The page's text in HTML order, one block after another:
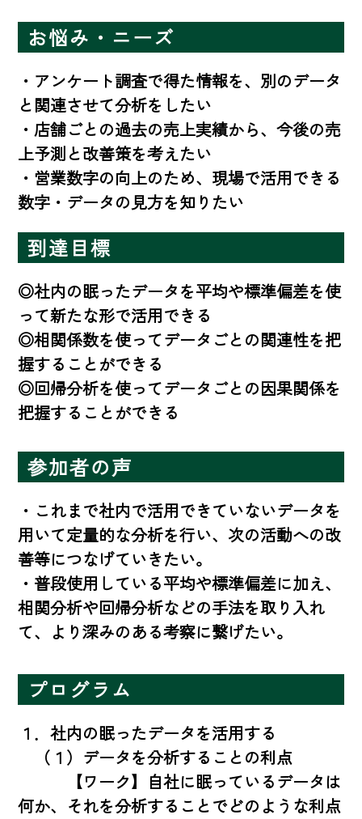
お悩み・ニーズ
・アンケート調査で得た情報を、別のデータ
と関連させて分析をしたい
・店舗ごとの過去の売上実績から、今後の売
上予測と改善策を考えたい
・営業数字の向上のため、現場で活用できる
数字・データの見方を知りたい
到達目標
◎社内の眠ったデータを平均や標準偏差を使
って新たな形で活用できる
◎相関係数を使ってデータごとの関連性を把
握することができる
◎回帰分析を使ってデータごとの因果関係を
把握することができる
参加者の声
・これまで社内で活用できていないデータを
用いて定量的な分析を行い、次の活動への改
善等につなげていきたい。
・普段使用している平均や標準偏差に加え、
相関分析や回帰分析などの手法を取り入れ
て、より深みのある考察に繋げたい。
プログラム
１．社内の眠ったデータを活用する
（１）データを分析することの利点
【ワーク】自社に眠っているデータは
何か、それを分析することでどのような利点